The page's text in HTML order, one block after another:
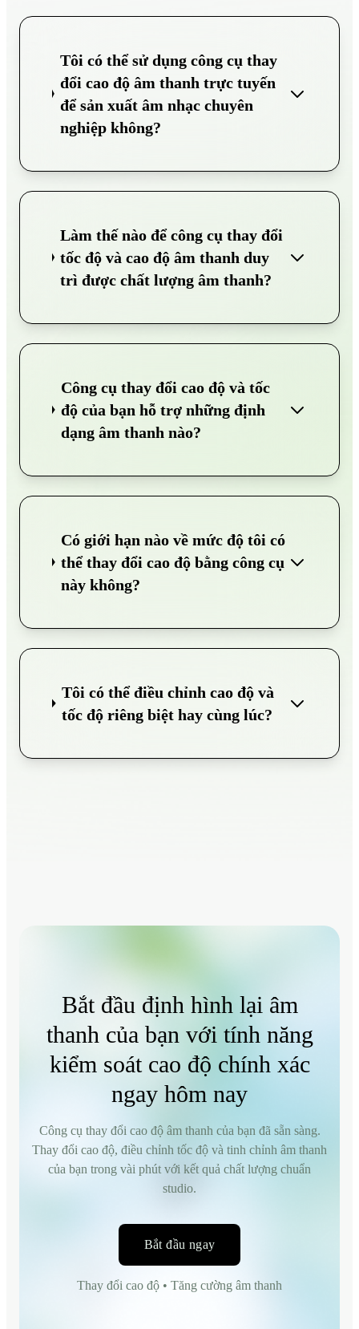
Tôi có thể sử dụng công cụ thay
đổi cao độ âm thanh trực tuyến
để sản xuất âm nhạc chuyên
nghiệp không?
Làm thế nào để công cụ thay đổi
tốc độ và cao độ âm thanh duy
trì được chất lượng âm thanh?
Công cụ thay đổi cao độ và tốc
độ của bạn hỗ trợ những định
dạng âm thanh nào?
Có giới hạn nào về mức độ tôi có
thể thay đổi cao độ bằng công cụ
này không?
Tôi có thể điều chỉnh cao độ và
tốc độ riêng biệt hay cùng lúc?
Bắt đầu định hình lại âm
thanh của bạn với tính năng
kiểm soát cao độ chính xác
ngay hôm nay
Công cụ thay đổi cao độ âm thanh của bạn đã sẵn sàng.
Thay đổi cao độ, điều chỉnh tốc độ và tinh chỉnh âm thanh
của bạn trong vài phút với kết quả chất lượng chuẩn
studio.
Bắt đầu ngay
Thay đổi cao độ • Tăng cường âm thanh